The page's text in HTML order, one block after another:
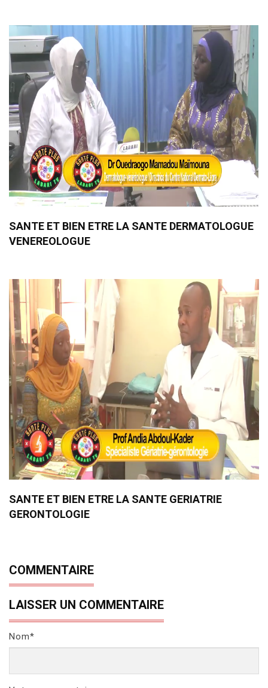
SANTE ET BIEN ETRE LA SANTE DERMATOLOGUE
VENEREOLOGUE
SANTE ET BIEN ETRE LA SANTE GERIATRIE
GERONTOLOGIE
COMMENTAIRE
LAISSER UN COMMENTAIRE
Nom*